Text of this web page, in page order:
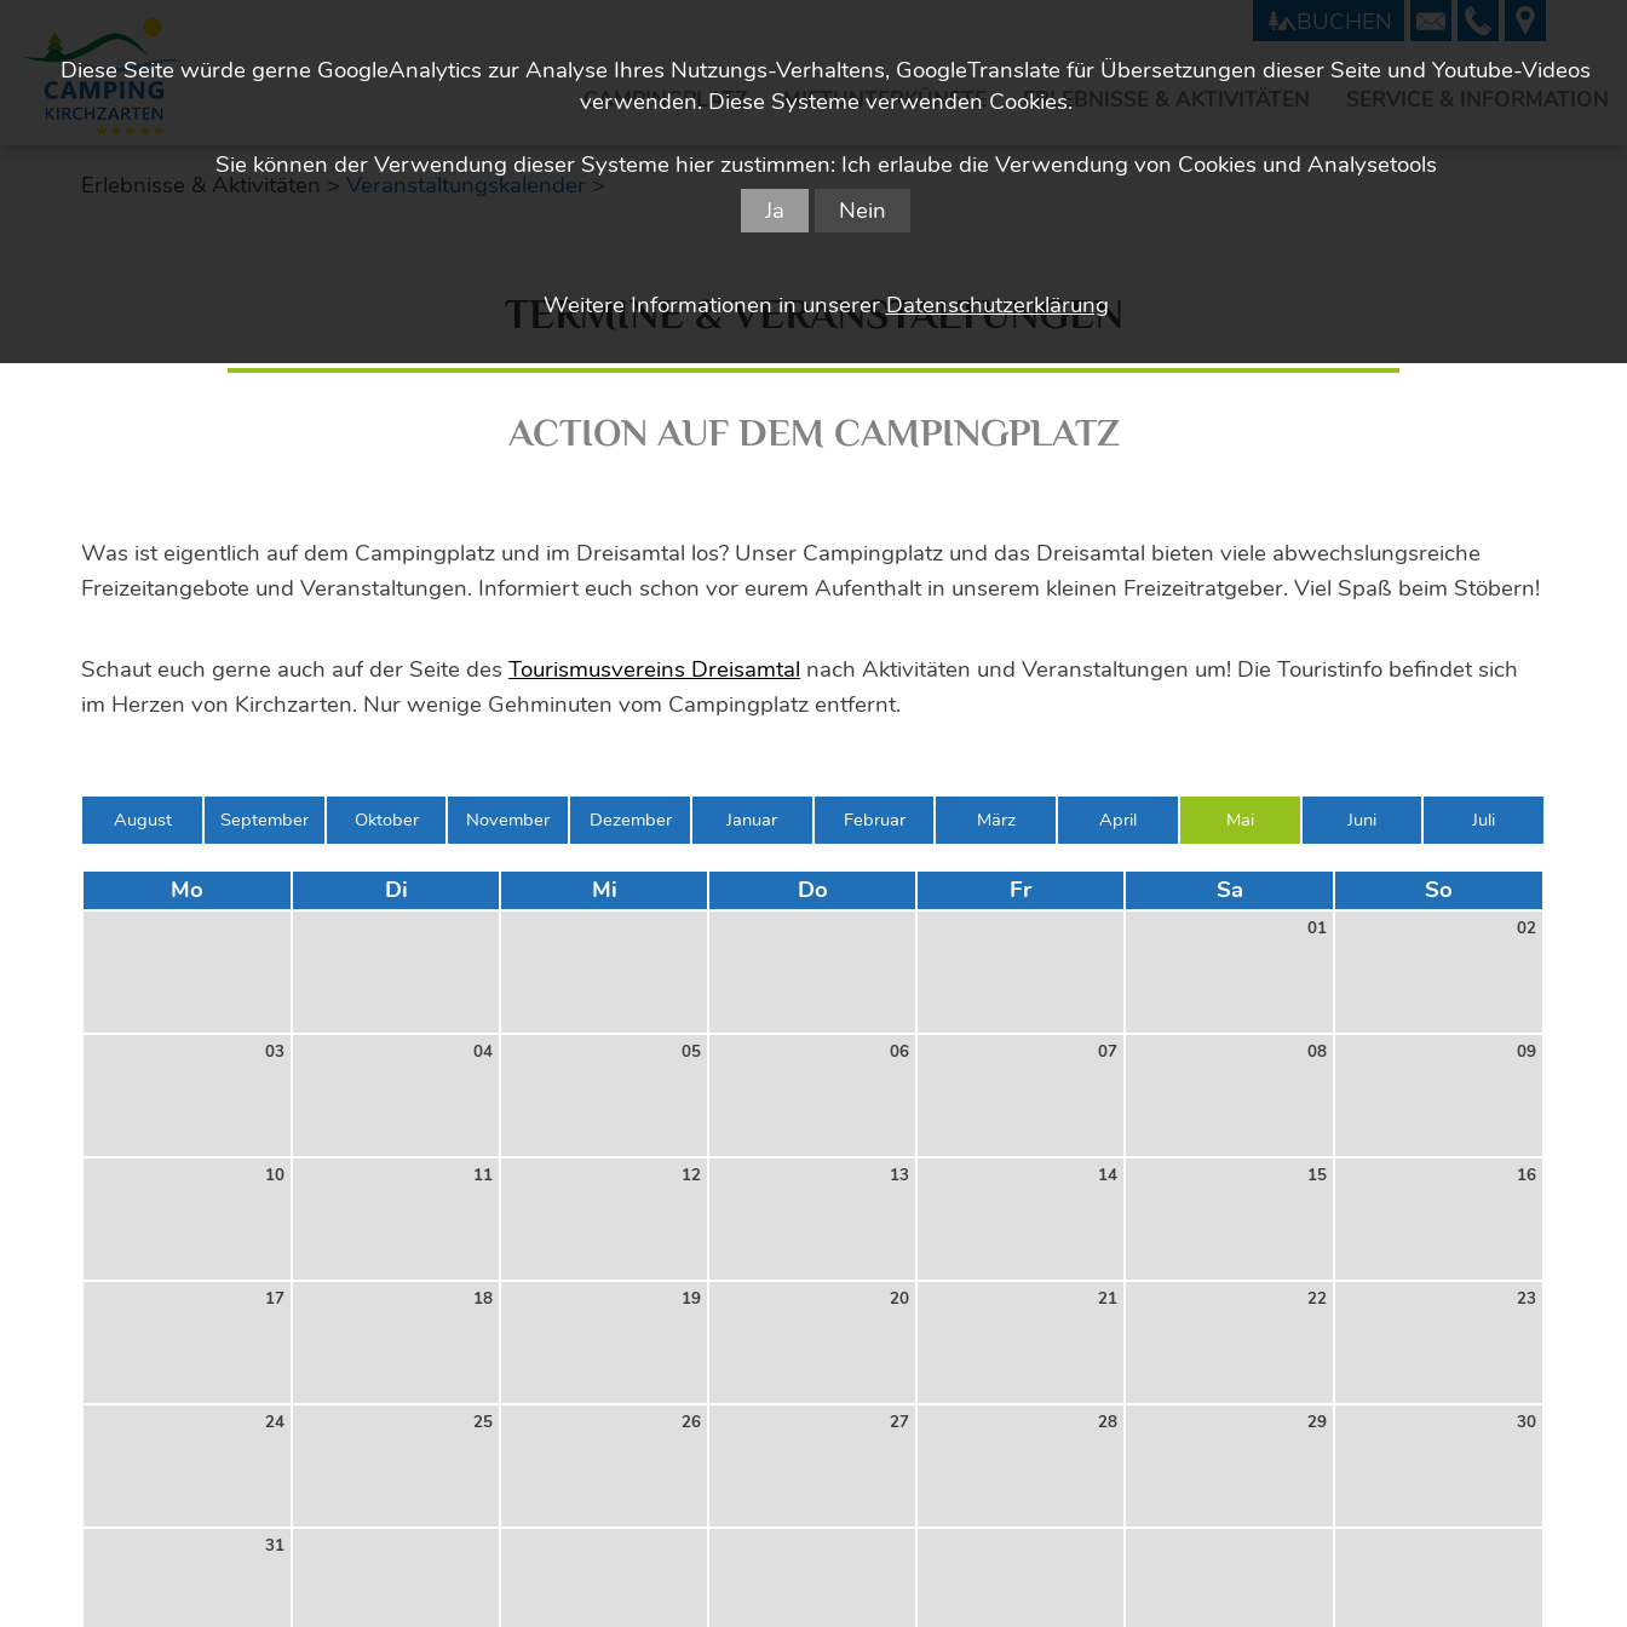
BUCHEN
CAMPINGPLATZ MIETUNTERKÜNFTE ERLEBNISSE & AKTIVITÄTEN SERVICE & INFORMATION
Erlebnisse & Aktivitäten >Veranstaltungskalender >
TERMINE & VERANSTALTUNGEN
ACTION AUF DEM CAMPINGPLATZ
Was ist eigentlich auf dem Campingplatz und im Dreisamtal los? Unser Campingplatz und das Dreisamtal bieten viele abwechslungsreiche
Freizeitangebote und Veranstaltungen. Informiert euch schon vor eurem Aufenthalt in unserem kleinen Freizeitratgeber. Viel Spaß beim Stöbern!
Schaut euch gerne auch auf der Seite desTourismusvereins Dreisamtal nach Aktivitäten und Veranstaltungen um! Die Touristinfo befindet sich
im Herzen von Kirchzarten. Nur wenige Gehminuten vom Campingplatz entfernt.
August September Oktober November Dezember Januar Februar März April Mai Juni Juli
Mo Di Mi Do Fr Sa So
01 02
03 04 05 06 07 08 09
10 11 12 13 14 15 16
17 18 19 20 21 22 23
24 25 26 27 28 29 30
31
Diese Seite würde gerne GoogleAnalytics zur Analyse Ihres Nutzungs-Verhaltens, GoogleTranslate für Übersetzungen dieser Seite und Youtube-Videos
verwenden. Diese Systeme verwenden Cookies.
Sie können der Verwendung dieser Systeme hier zustimmen: Ich erlaube die Verwendung von Cookies und Analysetools
Ja
Nein
Weitere Informationen in unsererDatenschutzerklärung